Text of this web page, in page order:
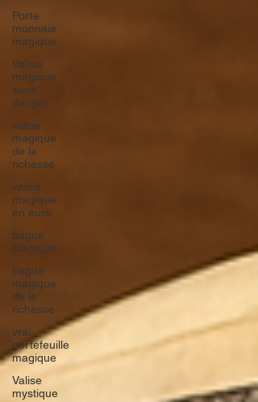
Porte
monnaie
magique
Valise
magique
sans
danger
valise
magique
de la
richesse
valise
magique
en euro
bague
magique
bague
magique
de la
richesse
vrai
portefeuille
magique
Valise
mystique